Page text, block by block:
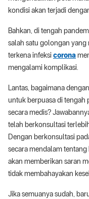
kondisi akan terjadi
Bahkan, di tengah
salah satu golongan yang
terkena infeksi corona
mengalami komplikasi.
Lantas, bagaimana
untuk berpuasa di tengah
secara medis?
telah berkonsultasi
Dengan berkonsultasi
secara mendalam
akan memberikan saran
tidak membahayakan
Jika semuanya sudah,